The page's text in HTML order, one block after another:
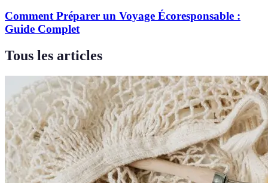
Comment Préparer un Voyage Écoresponsable :
Guide Complet
Tous les articles